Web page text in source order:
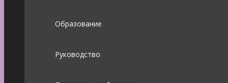
Образование
Руководство